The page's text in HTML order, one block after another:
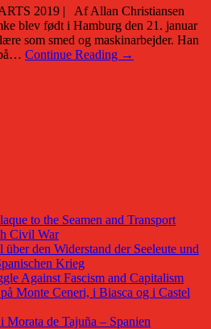
2019 | Af Allan Christiansen
blev født i Hamburg den 21. januar
som smed og maskinarbejder. Han
Continue Reading →
to the Seamen and Transport
Civil War
den Widerstand der Seeleute und
Krieg
Against Fascism and Capitalism
Monte Ceneri, i Biasca og i Castel
Morata de Tajuña – Spanien